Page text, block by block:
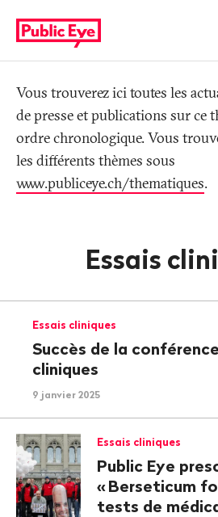
sur
publiceye.ch
rapide
TagVous trouverez ici toutes les
de presse et publications sur ce
ordre chronologique. Vous
les différents thèmes sous
www.publiceye.ch/thematiques.
Essais
Essais cliniques
Succès de la
cliniques
9 janvier 2025
Essais cliniques
Public Eye
«Berseticum
tests de